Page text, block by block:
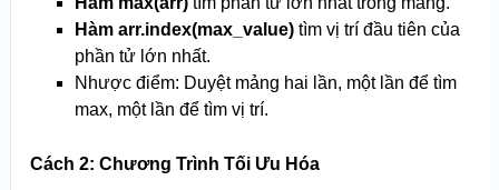
Hàm arr.index(max_value)tìm vị trí đầu tiên của
phần tử lớn nhất.
Nhược điểm: Duyệt mảng hai lần, một lần để tìm
max, một lần để tìm vị trí.
Cách 2: Chương Trình Tối Ưu Hóa